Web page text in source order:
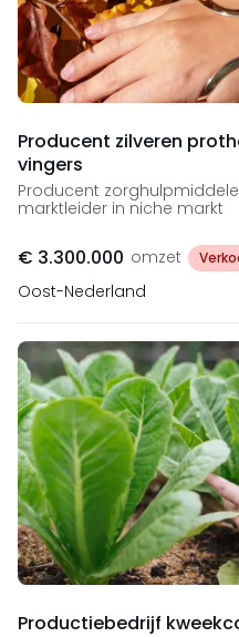
Producent zilveren
vingers
Producent
marktleider in niche markt
€ 3.300.000 omzet
Oost-Nederland
Productiebedrijf